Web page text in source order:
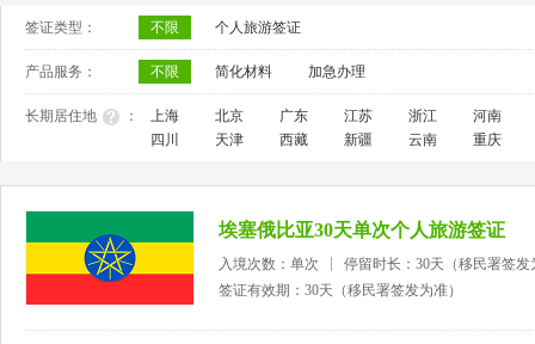
签证类型： 不限 个人旅游签证
产品服务： 不限 简化材料 加急办理
长期居住地 ： 上海 北京 广东 江苏 浙江
河南
四川
天津 西藏 新疆 云南 重庆
埃塞俄比亚30天单次个人旅游签证
入境次数：单次
停留时长：30天（移民署签发
签证有效期：30天（移民署签发为准）